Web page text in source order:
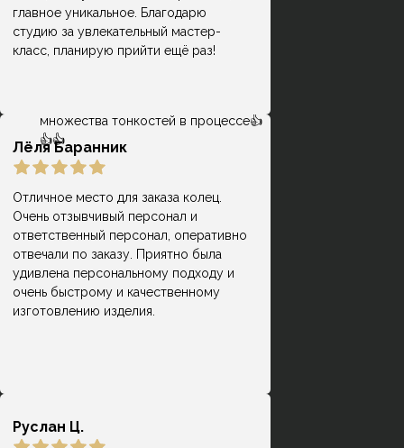
главное уникальное. Благодарю
студию за увлекательный мастер-
класс, планирую прийти ещё раз!
Отличное место для заказа колец.
Очень отзывчивый персонал и
ответственный персонал, оперативно
отвечали по заказу. Приятно была
удивлена персональному подходу и
очень быстрому и качественному
изготовлению изделия.
Лёля Баранник
сопровождает на каждой стадии
выбора, покупки и производства.
Помогли создать мне замечательную
множества тонкостей в процессе👍
👍👍
Руслан Ц.
Кольца классные, причем, делают
оперативно, есть своя система
лояльности и скидок, что весьма
приятно) Мне на помолвку молодой
человек заказывал кольцо, но
Гузель